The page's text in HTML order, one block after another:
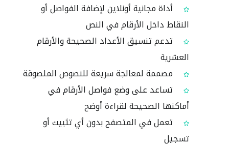
أداة مجانية أونلاين لإضافة الفواصل أو
النقاط داخل الأرقام في النص
تدعم تنسيق الأعداد الصحيحة والأرقام
العشرية
مصممة لمعالجة سريعة للنصوص الملصوقة
تساعد على وضع فواصل الأرقام في
أماكنها الصحيحة لقراءة أوضح
تعمل في المتصفح بدون أي تثبيت أو
تسجيل